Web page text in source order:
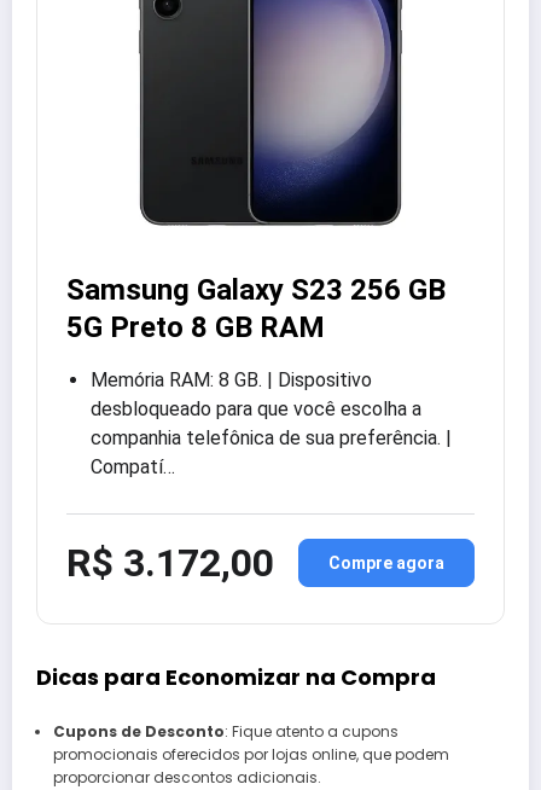
Samsung Galaxy S23 256 GB
5G Preto 8 GB RAM
Memória RAM: 8 GB. | Dispositivo
desbloqueado para que você escolha a
companhia telefônica de sua preferência. |
Compatí…
R$ 3.172,00 Compre agora
Dicas para Economizar na Compra
Cupons de Desconto: Fique atento a cupons
promocionais oferecidos por lojas online, que podem
proporcionar descontos adicionais.